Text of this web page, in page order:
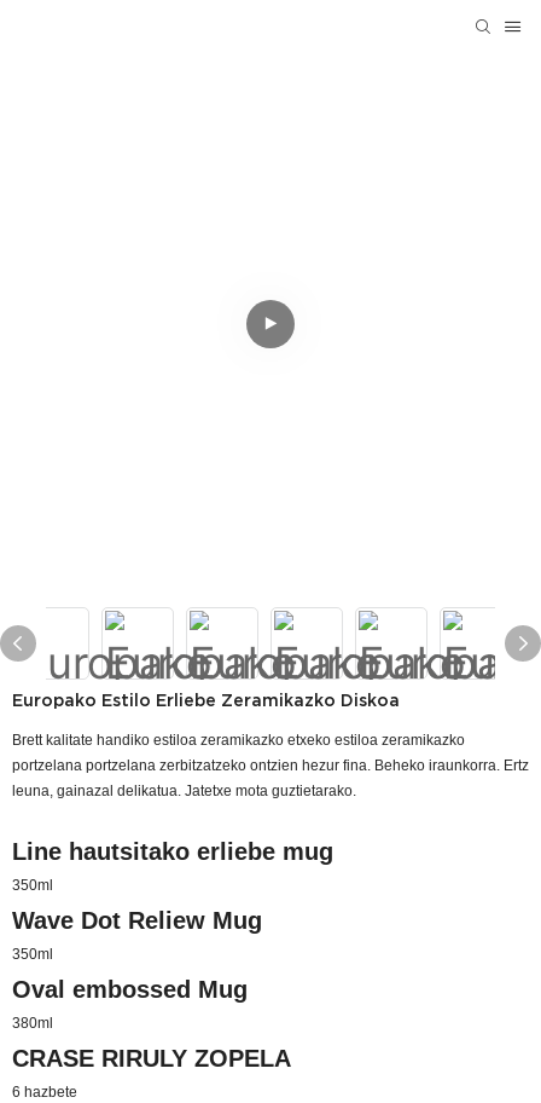
Europako Estilo Erliebe Zeramikazko Diskoa
Brett kalitate handiko estiloa zeramikazko etxeko estiloa zeramikazko
portzelana portzelana zerbitzatzeko ontzien hezur fina. Beheko iraunkorra. Ertz
leuna, gainazal delikatua. Jatetxe mota guztietarako.
Line hautsitako erliebe mug
350ml
Wave Dot Reliew Mug
350ml
Oval embossed Mug
380ml
CRASE RIRULY ZOPELA
6 hazbete